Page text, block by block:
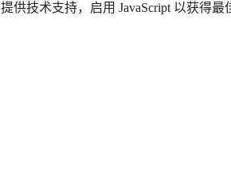
提供技术支持，启用 JavaScript 以获得最